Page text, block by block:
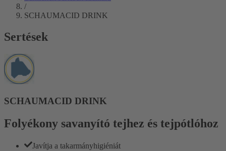
/
SCHAUMACID DRINK
Sertések
SCHAUMACID DRINK
Folyékony savanyító tejhez és tejpótlóhoz
Javítja a takarmányhigiéniát